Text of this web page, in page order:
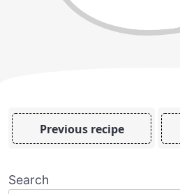
Previous recipe
Search